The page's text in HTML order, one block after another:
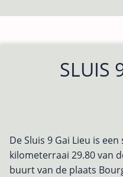
SLUIS
De Sluis 9 Gai Lieu is
kilometerraai 29.80 van
buurt van de plaats